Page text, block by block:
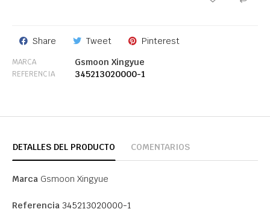
Share Tweet Pinterest
MARCA Gsmoon Xingyue
REFERENCIA 345213020000-1
DETALLES DEL PRODUCTO COMENTARIOS
Marca Gsmoon Xingyue
Referencia 345213020000-1